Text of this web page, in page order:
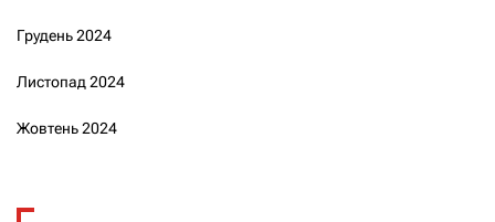
Грудень 2024
Листопад 2024
Жовтень 2024